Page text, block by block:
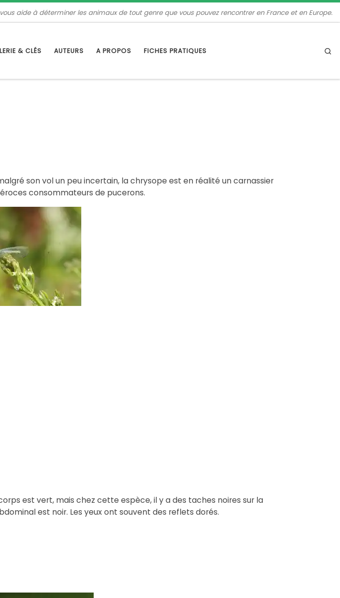
aide à déterminer les animaux de tout genre que vous pouvez rencontrer en France et en Europe.
& CLÉS AUTEURS A PROPOS FICHES PRATIQUES
son vol un peu incertain, la chrysope est en réalité un carnassier
consommateurs de pucerons.
est vert, mais chez cette espèce, il y a des taches noires sur la
est noir. Les yeux ont souvent des reflets dorés.